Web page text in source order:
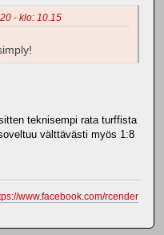
- klo: 10.15
teknisempi rata turffista
välttävästi myös 1:8
www.facebook.com/rcender